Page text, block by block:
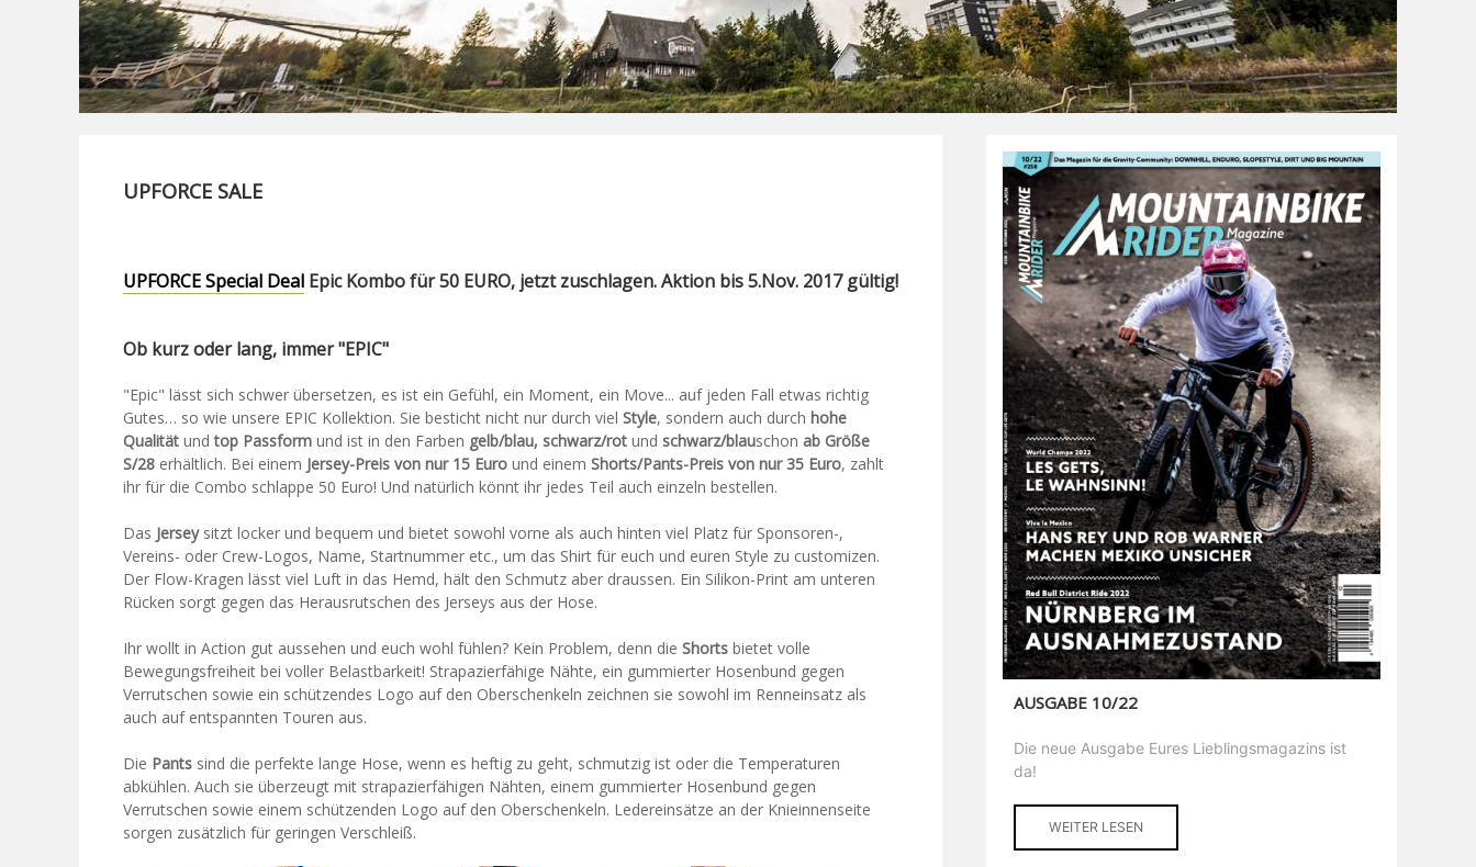
UPFORCE SALE
UPFORCE Special Deal Epic Kombo für 50 EURO, jetzt zuschlagen. Aktion bis 5.Nov. 2017 gültig!
Ob kurz oder lang, immer "EPIC"
"Epic" lässt sich schwer übersetzen, es ist ein Gefühl, ein Moment, ein Move... auf jeden Fall etwas richtig
Gutes… so wie unsere EPIC Kollektion. Sie besticht nicht nur durch viel Style, sondern auch durch hohe
Qualität undtop Passform und ist in den Farben gelb/blau, schwarz/rot und schwarz/blauschon ab Größe
S/28 erhältlich. Bei einem Jersey-Preis von nur 15 Euro und einem Shorts/Pants-Preis von nur 35 Euro, zahlt
ihr für die Combo schlappe 50 Euro! Und natürlich könnt ihr jedes Teil auch einzeln bestellen.
Das Jerseysitzt locker und bequem und bietet sowohl vorne als auch hinten viel Platz für Sponsoren-,
Vereins- oder Crew-Logos, Name, Startnummer etc., um das Shirt für euch und euren Style zu customizen.
Der Flow-Kragen lässt viel Luft in das Hemd, hält den Schmutz aber draussen. Ein Silikon-Print am unteren
Rücken sorgt gegen das Herausrutschen des Jerseys aus der Hose.
Ihr wollt in Action gut aussehen und euch wohl fühlen? Kein Problem, denn die Shorts bietet volle
Bewegungsfreiheit bei voller Belastbarkeit! Strapazierfähige Nähte, ein gummierter Hosenbund gegen
Verrutschen sowie ein schützendes Logo auf den Oberschenkeln zeichnen sie sowohl im Renneinsatz als
auch auf entspannten Touren aus.
Die Pants sind die perfekte lange Hose, wenn es heftig zu geht, schmutzig ist oder die Temperaturen
abkühlen. Auch sie überzeugt mit strapazierfähigen Nähten, einem gummierter Hosenbund gegen
Verrutschen sowie einem schützenden Logo auf den Oberschenkeln. Ledereinsätze an der Knieinnenseite
sorgen zusätzlich für geringen Verschleiß.
AUSGABE 10/22
Die neue Ausgabe Eures Lieblingsmagazins ist
da!
WEITER LESEN